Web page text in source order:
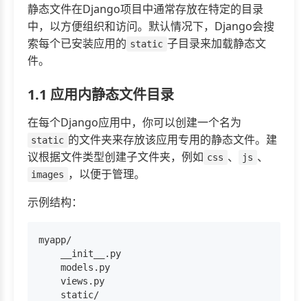
静态文件在Django项目中通常存放在特定的目录
中，以方便组织和访问。默认情况下，Django会搜
索每个已安装应用的 static 子目录来加载静态文
件。
1.1 应用内静态文件目录
在每个Django应用中，你可以创建一个名为
static 的文件夹来存放该应用专用的静态文件。建
议根据文件类型创建子文件夹，例如 css 、 js 、
images ，以便于管理。
示例结构：
myapp/
    __init__.py
    models.py
    views.py
    static/